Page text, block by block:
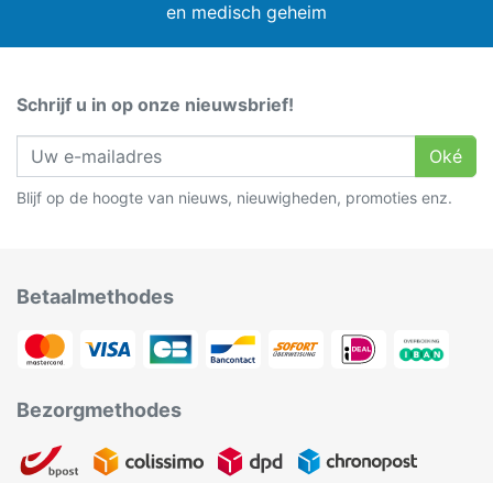
en medisch geheim
Schrijf u in op onze nieuwsbrief!
Oké
Blijf op de hoogte van nieuws, nieuwigheden, promoties enz.
Betaalmethodes
Bezorgmethodes